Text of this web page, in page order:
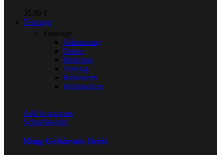
35,00 €
Feiertage
Feiertage
Valentinstag
Ostern
Muttertag
Vatertag
Halloween
Weihnachten
Add to compare
Schnellansicht
Ring Gebürstet Breit